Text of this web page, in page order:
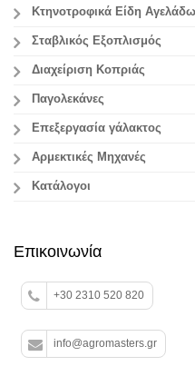
Κτηνοτροφικά Είδη
Σταβλικός Εξοπλισμός
Διαχείριση Κοπριάς
Παγολεκάνες
Επεξεργασία γάλακτος
Aρμεκτικές Μηχανές
Κατάλογοι
Επικοινωνία
+30 2310 520 820
info@agromasters.gr